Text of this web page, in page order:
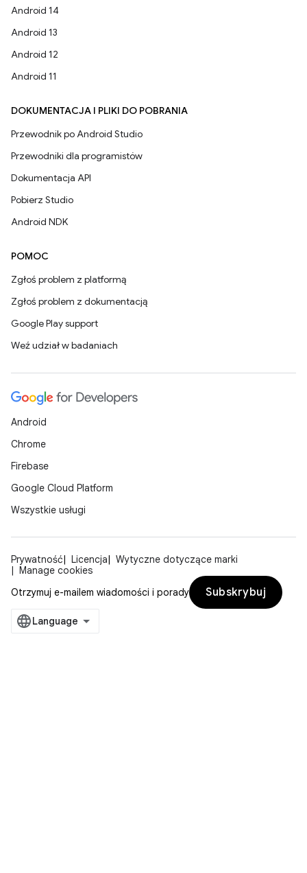
Android 14
Android 13
Android 12
Android 11
DOKUMENTACJA I PLIKI DO POBRANIA
Przewodnik po Android Studio
Przewodniki dla programistów
Dokumentacja API
Pobierz Studio
Android NDK
POMOC
Zgłoś problem z platformą
Zgłoś problem z dokumentacją
Google Play support
Weź udział w badaniach
Android
Chrome
Firebase
Google Cloud Platform
Wszystkie usługi
Prywatność Licencja
Wytyczne dotyczące marki
Manage cookies
Otrzymuj e-mailem wiadomości i porady
Subskrybuj